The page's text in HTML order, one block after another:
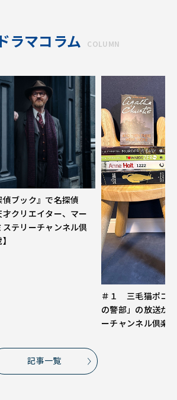
ラマコラム COLUMN
ブック』で名探偵
クリエイター、マー
テリーチャンネル倶
＃１ 三毛猫ポコ
の警部」の放送が
ーチャンネル倶楽
記事一覧